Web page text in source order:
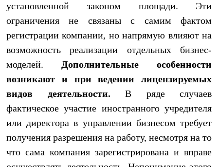
установленной законом площади. Эти
ограничения не связаны с самим фактом
регистрации компании, но напрямую влияют на
возможность реализации отдельных бизнес-
моделей. Дополнительные особенности
возникают и при ведении лицензируемых
видов деятельности. В ряде случаев
фактическое участие иностранного учредителя
или директора в управлении бизнесом требует
получения разрешения на работу, несмотря на то
что сама компания зарегистрирована и вправе